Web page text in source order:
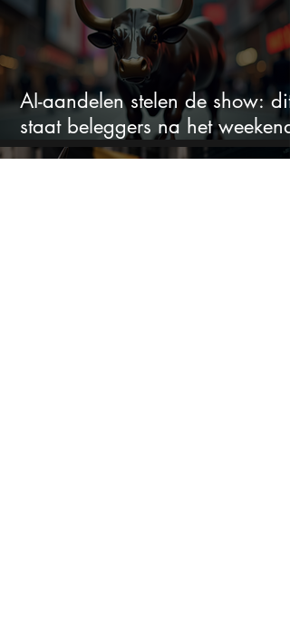
AI-aandelen stelen de show: dit
staat beleggers na het weekend
te wachten